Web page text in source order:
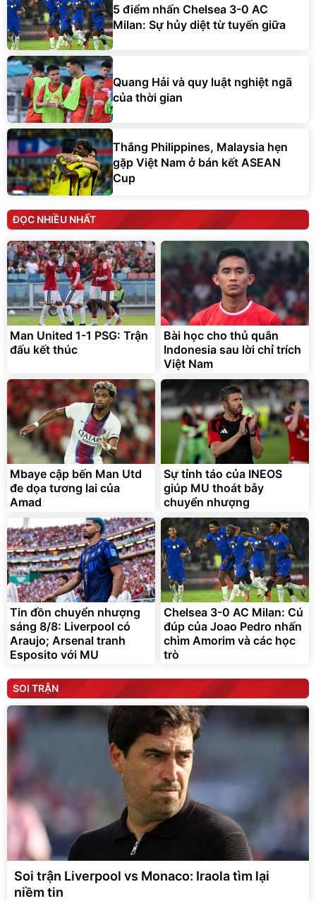
5 điểm nhấn Chelsea 3-0 AC
Milan: Sự hủy diệt từ tuyến giữa
Quang Hải và quy luật nghiệt ngã
của thời gian
Thắng Philippines, Malaysia hẹn
gặp Việt Nam ở bán kết ASEAN
Cup
ĐỌC NHIỀU NHẤT
Man United 1-1 PSG: Trận
đấu kết thúc
Bài học cho thủ quân
Indonesia sau lời chỉ trích
Việt Nam
Mbaye cập bến Man Utd
đe dọa tương lai của
Amad
Sự tỉnh táo của INEOS
giúp MU thoát bẫy
chuyển nhượng
Tin đồn chuyển nhượng
sáng 8/8: Liverpool có
Araujo; Arsenal tranh
Esposito với MU
Chelsea 3-0 AC Milan: Cú
đúp của Joao Pedro nhấn
chìm Amorim và các học
trò
SOI TRẬN
Soi trận Liverpool vs Monaco: Iraola tìm lại
niềm tin